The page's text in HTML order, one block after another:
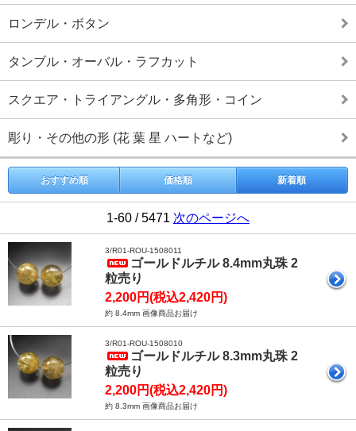
ロンデル・ボタン
タンブル・オーバル・ラフカット
スクエア・トライアングル・多角形・コイン
彫り・その他の形 (花 葉 星 ハートなど)
おすすめ順 価格順 新着順
1-60 / 5471 次のページへ
3/R01-ROU-1508011
ゴールドルチル 8.4mm丸珠 2
粒売り
2,200円(税込2,420円)
約 8.4mm 画像商品お届け
3/R01-ROU-1508010
ゴールドルチル 8.3mm丸珠 2
粒売り
2,200円(税込2,420円)
約 8.3mm 画像商品お届け